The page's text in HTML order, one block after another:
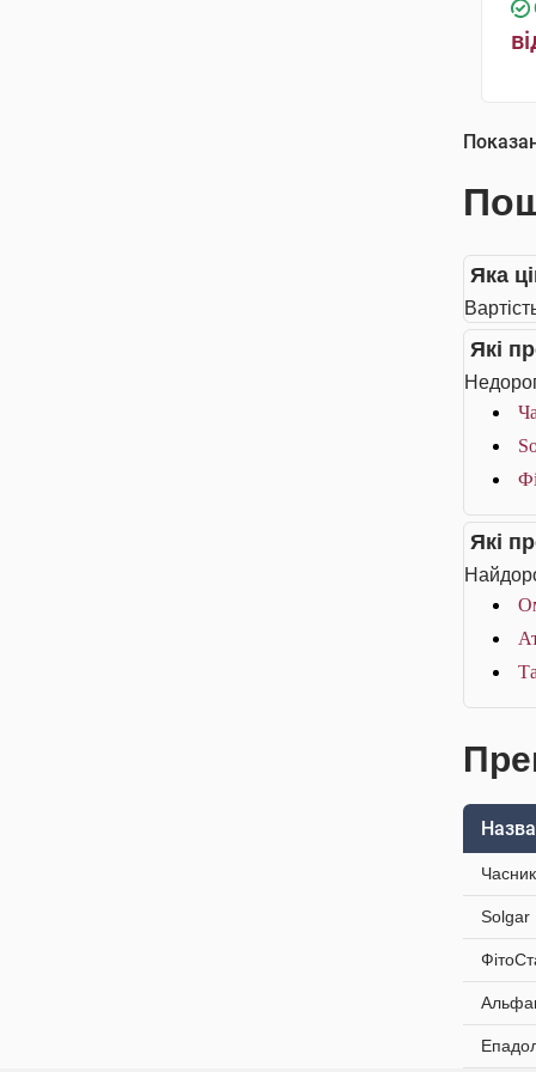
Яка
Які
Які
Назва
Solgar